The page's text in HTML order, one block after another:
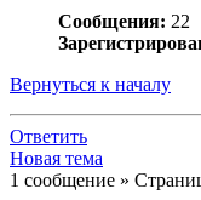
Сообщения: 22
Вернуться к началу
Ответить
Новая тема
1 сообщение »